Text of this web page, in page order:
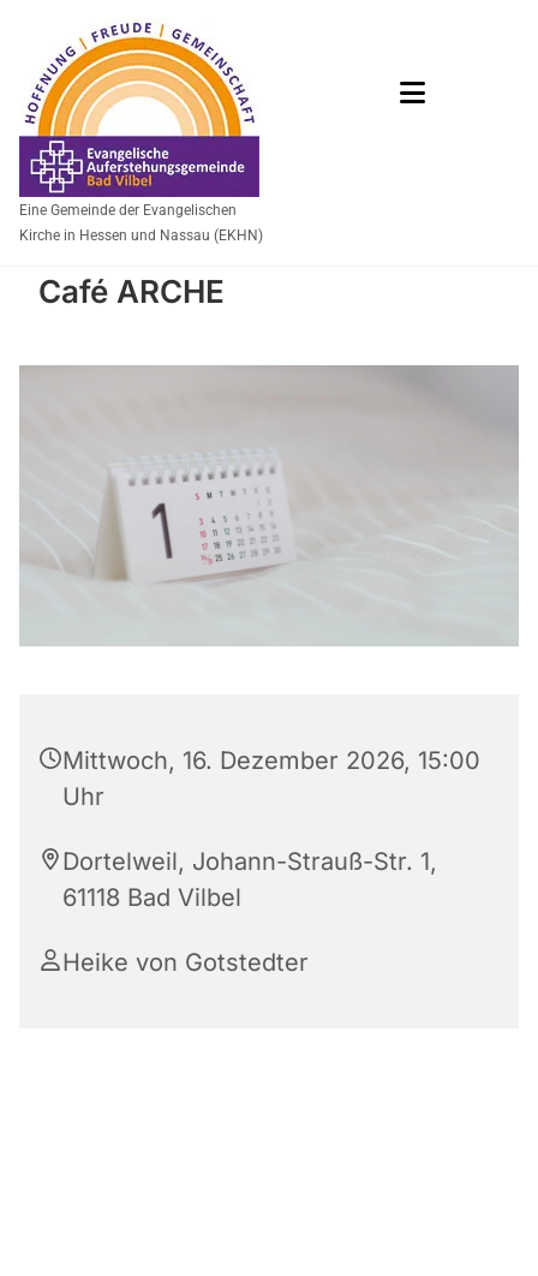
Eine Gemeinde der Evangelischen
Kirche in Hessen und Nassau (EKHN)
Café ARCHE
Mittwoch, 16. Dezember 2026, 15:00
Uhr
Dortelweil, Johann-Strauß-Str. 1,
61118 Bad Vilbel
Heike von Gotstedter